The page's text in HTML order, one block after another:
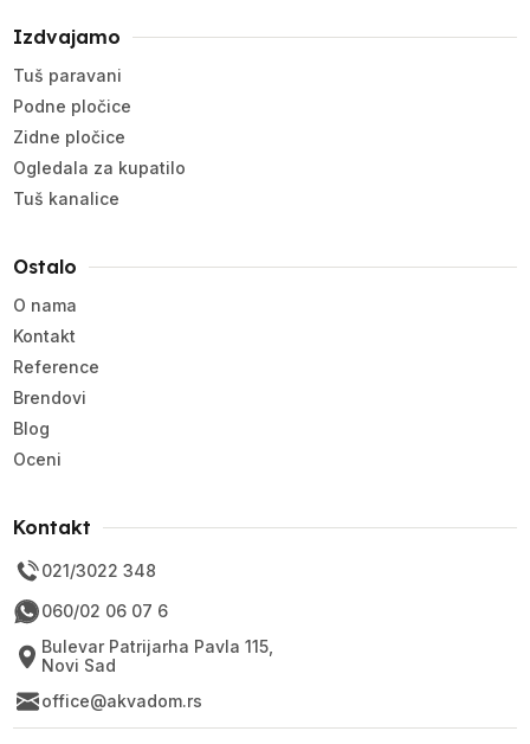
Izdvajamo
Tuš paravani
Podne pločice
Zidne pločice
Ogledala za kupatilo
Tuš kanalice
Ostalo
O nama
Kontakt
Reference
Brendovi
Blog
Oceni
Kontakt
021/3022 348
060/02 06 07 6
Bulevar Patrijarha Pavla 115,
Novi Sad
office@akvadom.rs